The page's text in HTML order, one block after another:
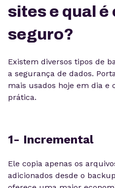
sites e qual é
seguro?
Existem diversos tipos de
a segurança de dados.
mais usados hoje em dia e
prática.
1- Incremental
Ele copia apenas os
adicionados desde o